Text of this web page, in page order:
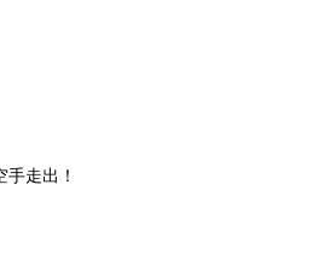
走出！️